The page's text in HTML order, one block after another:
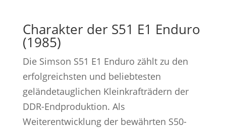
Charakter der S51 E1 Enduro
(1985)
Die Simson S51 E1 Enduro zählt zu den
erfolgreichsten und beliebtesten
geländetauglichen Kleinkrafträdern der
DDR-Endproduktion. Als
Weiterentwicklung der bewährten S50-